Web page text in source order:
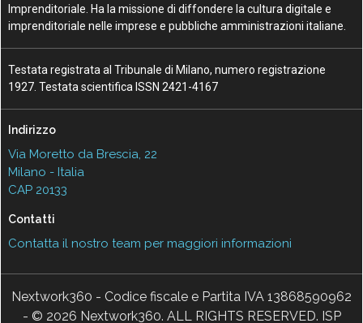
Imprenditoriale. Ha la missione di diffondere la cultura digitale e
imprenditoriale nelle imprese e pubbliche amministrazioni italiane.
Testata registrata al Tribunale di Milano, numero registrazione
1927. Testata scientifica ISSN 2421-4167
Indirizzo
Via Moretto da Brescia, 22
Milano - Italia
CAP 20133
Contatti
Contatta il nostro team per maggiori informazioni
Nextwork360 - Codice fiscale e Partita IVA 13868590962
- © 2026 Nextwork360. ALL RIGHTS RESERVED. ISP